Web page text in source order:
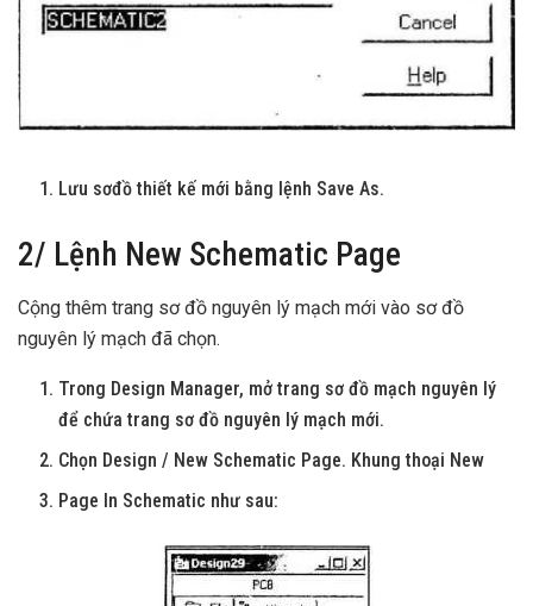
Lưu sơđồ thiết kế mới bằng lệnh Save As.
2/ Lệnh New Schematic Page
Cộng thêm trang sơ đồ nguyên lý mạch mới vào sơ đồ
nguyên lý mạch đã chọn.
Trong Design Manager, mở trang sơ đồ mạch nguyên lý
để chứa trang sơ đồ nguyên lý mạch mới.
Chọn Design / New Schematic Page. Khung thoại New
Page In Schematic như sau: